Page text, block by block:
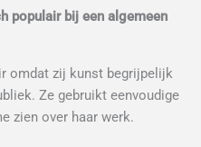
populair bij een algemeen
omdat zij kunst begrijpelijk
Ze gebruikt eenvoudige
zien over haar werk.